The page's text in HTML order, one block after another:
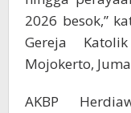
2026 besok,”
Gereja
Mojokerto,
AKBP